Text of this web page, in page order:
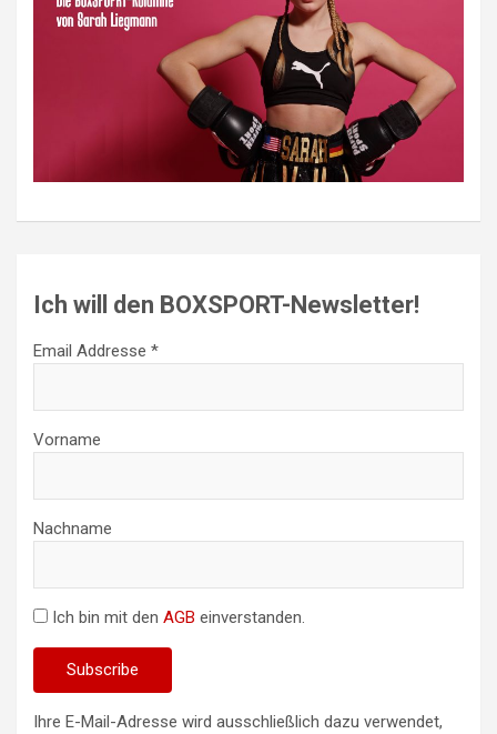
Ich will den BOXSPORT-Newsletter!
Email Addresse *
Vorname
Nachname
Ich bin mit den AGB einverstanden.
Ihre E-Mail-Adresse wird ausschließlich dazu verwendet,